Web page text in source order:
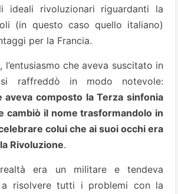
ideali rivoluzionari riguardanti la
(in questo caso quello italiano)
per la Francia.
l’entusiasmo che aveva suscitato in
raffreddò in modo notevole:
aveva composto la Terza sinfonia
cambiò il nome trasformandolo in
colui che ai suoi occhi era
Rivoluzione.
era un militare e tendeva
a risolvere tutti i problemi con la